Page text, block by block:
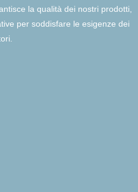
la qualità dei nostri prodotti,
per soddisfare le esigenze dei